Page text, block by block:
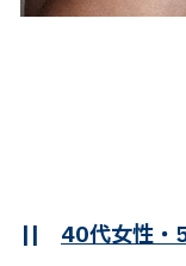
|| 40代女性・